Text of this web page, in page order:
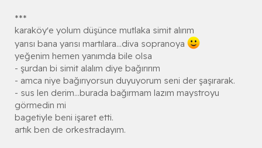
***
karaköy'e yolum düşünce mutlaka simit alırım
yarısı bana yarısı martılara...diva sopranoya
yeğenim hemen yanımda bile olsa
- şurdan bi simit alalım diye bağırırım
- amca niye bağırıyorsun duyuyorum seni der şaşırarak.
- sus len derim...burada bağırmam lazım maystroyu
görmedin mi
bagetiyle beni işaret etti.
artık ben de orkestradayım.